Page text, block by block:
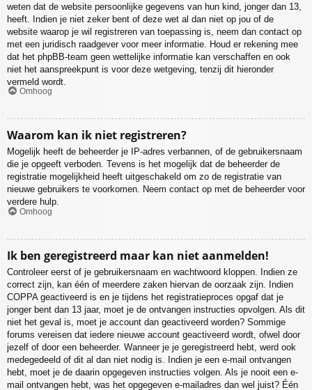
weten dat de website persoonlijke gegevens van hun kind, jonger dan 13,
heeft. Indien je niet zeker bent of deze wet al dan niet op jou of de
website waarop je wil registreren van toepassing is, neem dan contact op
met een juridisch raadgever voor meer informatie. Houd er rekening mee
dat het phpBB-team geen wettelijke informatie kan verschaffen en ook
niet het aanspreekpunt is voor deze wetgeving, tenzij dit hieronder
vermeld wordt.
Omhoog
Waarom kan ik niet registreren?
Mogelijk heeft de beheerder je IP-adres verbannen, of de gebruikersnaam
die je opgeeft verboden. Tevens is het mogelijk dat de beheerder de
registratie mogelijkheid heeft uitgeschakeld om zo de registratie van
nieuwe gebruikers te voorkomen. Neem contact op met de beheerder voor
verdere hulp.
Omhoog
Ik ben geregistreerd maar kan niet aanmelden!
Controleer eerst of je gebruikersnaam en wachtwoord kloppen. Indien ze
correct zijn, kan één of meerdere zaken hiervan de oorzaak zijn. Indien
COPPA geactiveerd is en je tijdens het registratieproces opgaf dat je
jonger bent dan 13 jaar, moet je de ontvangen instructies opvolgen. Als dit
niet het geval is, moet je account dan geactiveerd worden? Sommige
forums vereisen dat iedere nieuwe account geactiveerd wordt, ofwel door
jezelf of door een beheerder. Wanneer je je geregistreerd hebt, werd ook
medegedeeld of dit al dan niet nodig is. Indien je een e-mail ontvangen
hebt, moet je de daarin opgegeven instructies volgen. Als je nooit een e-
mail ontvangen hebt, was het opgegeven e-mailadres dan wel juist? Één